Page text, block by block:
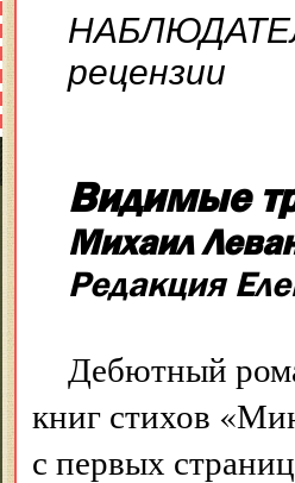
рецензии
Видимые
Михаил
Редакция
Дебютный
книг стихов
с первых